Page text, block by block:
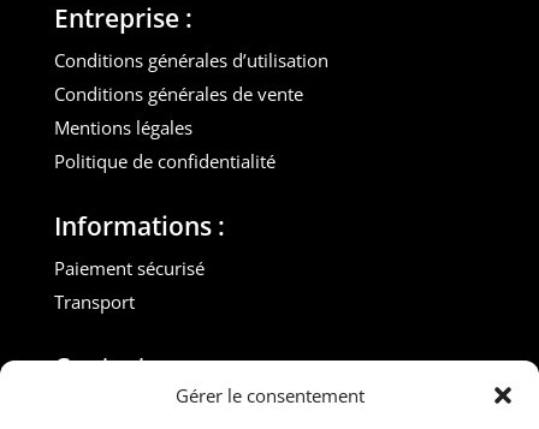
Gérer le consentement
Entreprise :
Conditions générales d’utilisation
Conditions générales de vente
Mentions légales
Politique de confidentialité
Informations :
Paiement sécurisé
Transport
Contact :
M. Gilles ROUVEYROL